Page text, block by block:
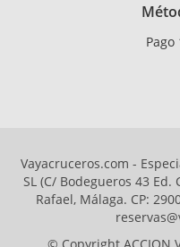
Pago
Vayacruceros.com -
SL (C/ Bodegueros 43 Ed.
Rafael, Málaga. CP: